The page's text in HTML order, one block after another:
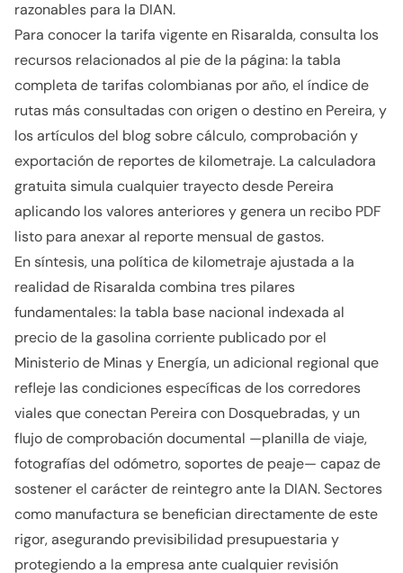
razonables para la DIAN.
Para conocer la tarifa vigente en Risaralda, consulta los
recursos relacionados al pie de la página: la tabla
completa de tarifas colombianas por año, el índice de
rutas más consultadas con origen o destino en Pereira, y
los artículos del blog sobre cálculo, comprobación y
exportación de reportes de kilometraje. La calculadora
gratuita simula cualquier trayecto desde Pereira
aplicando los valores anteriores y genera un recibo PDF
listo para anexar al reporte mensual de gastos.
En síntesis, una política de kilometraje ajustada a la
realidad de Risaralda combina tres pilares
fundamentales: la tabla base nacional indexada al
precio de la gasolina corriente publicado por el
Ministerio de Minas y Energía, un adicional regional que
refleje las condiciones específicas de los corredores
viales que conectan Pereira con Dosquebradas, y un
flujo de comprobación documental —planilla de viaje,
fotografías del odómetro, soportes de peaje— capaz de
sostener el carácter de reintegro ante la DIAN. Sectores
como manufactura se benefician directamente de este
rigor, asegurando previsibilidad presupuestaria y
protegiendo a la empresa ante cualquier revisión